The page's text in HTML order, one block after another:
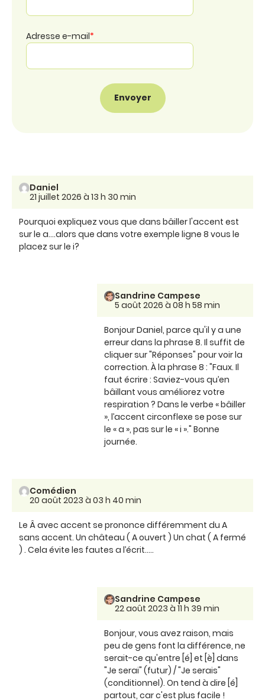
Adresse e-mail*
Daniel
21 juillet 2026 à 13 h 30 min
Pourquoi expliquez vous que dans bâiller l'accent est
sur le a....alors que dans votre exemple ligne 8 vous le
placez sur le i?
Sandrine Campese
5 août 2026 à 08 h 58 min
Bonjour Daniel, parce qu'il y a une
erreur dans la phrase 8. Il suffit de
cliquer sur "Réponses" pour voir la
correction. À la phrase 8 : "Faux. Il
faut écrire : Saviez-vous qu’en
bâillant vous améliorez votre
respiration ? Dans le verbe « bâiller
», l’accent circonflexe se pose sur
le « a », pas sur le « i »." Bonne
journée.
Comédien
20 août 2023 à 03 h 40 min
Le Â avec accent se prononce différemment du A
sans accent. Un château ( A ouvert ) Un chat ( A fermé
) . Cela évite les fautes a l’écrit…..
Sandrine Campese
22 août 2023 à 11 h 39 min
Bonjour, vous avez raison, mais
peu de gens font la différence, ne
serait-ce qu'entre [é] et [è] dans
"Je serai" (futur) / "Je serais"
(conditionnel). On tend à dire [é]
partout, car c'est plus facile !